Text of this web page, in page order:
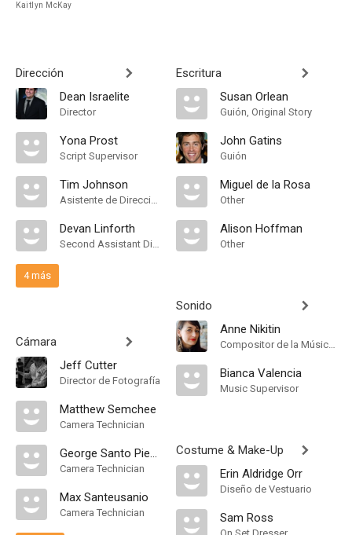
Kaitlyn McKay
Dirección
Dean Israelite
Director
Yona Prost
Script Supervisor
Tim Johnson
Asistente de Dirección
Devan Linforth
Second Assistant Director
4 más
Cámara
Jeff Cutter
Director de Fotografía
Matthew Semchee
Camera Technician
George Santo Pietro
Camera Technician
Max Santeusanio
Camera Technician
Escritura
Susan Orlean
Guión, Original Story
John Gatins
Guión
Miguel de la Rosa
Other
Alison Hoffman
Other
Sonido
Anne Nikitin
Compositor de la Música Original
Bianca Valencia
Music Supervisor
Costume & Make-Up
Erin Aldridge Orr
Diseño de Vestuario
Sam Ross